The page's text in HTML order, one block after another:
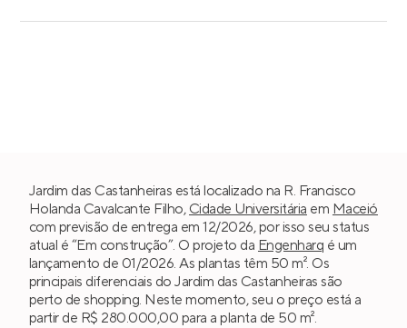
Jardim das Castanheiras está localizado na R. Francisco
Holanda Cavalcante Filho, Cidade Universitária em Maceió
com previsão de entrega em 12/2026, por isso seu status
atual é “Em construção”. O projeto da Engenharq é um
lançamento de 01/2026. As plantas têm 50 m². Os
principais diferenciais do Jardim das Castanheiras são
perto de shopping. Neste momento, seu o preço está a
partir de R$ 280.000,00 para a planta de 50 m².